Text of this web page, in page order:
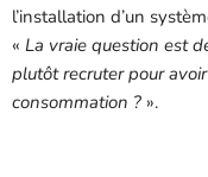
l’installation d’un
« La vraie question est
plutôt recruter pour
consommation ? ».